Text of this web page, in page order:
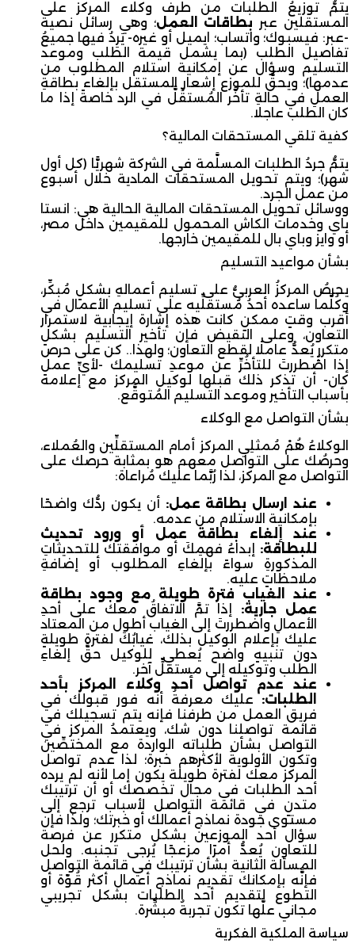
يتمُّ توزيعُ الطلبات من طرف وكلاء المركز على
المستقلين عبر بطاقات العمل؛ وهي رسائل نصية
-عبر: فيسبوك؛ واتساب؛ ايميل أو غيره- يَرِدُ فيها جميعُ
تفاصيل الطلب (بما يشمل قيمة الطلب وموعد
التسليم وسؤال عن إمكانية استلام المطلوب من
عدمها)؛ ويحقُّ للموزع إشعار المستقل بإلغاء بطاقةِ
العملِ في حالةِ تأخَّر المُستقِّلًّ في الرد خاصةً إذا ما
كان الطلب عاجلا.
كفية تلقي المستحقات المالية؟
يتمُّ جردُ الطلبات المسلَّمة في الشركة شهريًّا (كل أول
شهر)؛ ويتم تحويل المستحقات المادية خلال أسبوع
من عمل الجرد.
ووسائل تحويل المستحقات المالية الحالية هي: انستا
باي وخدمات الكاش المحمول للمقيمين داخل مصر،
أو وايز وباي بال للمقيمين خارجها.
بشأن مواعيد التسليم
يحرصُ المركزُ العربيُّ على تسليم أعمالهِ بشكلٍ مُبكِّر،
وكُلَّما ساعده أحدُ مُستقلِّيه على تسليم الأعمال في
أقرب وقتٍ ممكنٍ كانت هذه إشارة إيجابية لاستمرار
التعاون، وعلى النقيض فإن تأخير التسليم بشكلٍ
متكررٍ يُعدُّ عاملًا لقطع التعاون؛ ولهذا.. كن على حرص
إذا اضُطررتَ للتأخُرِّ عن موعدِ تسليمك -لأيِّ عملٍ
كان- أن تذكر ذلك قبلها لوكيل المركز مع إعلامه
بأسباب التأخير وموعد التسليم المُتوقَّع.
بشأن التواصل مع الوكلاء
الوكلاءُ هُمْ مُمثلِي المركز أمام المستقلِّين والعُملاء،
وحرصُك على التواصل معهم هو بمثابة حرصك على
التواصل مع المركز، لذا رُبَّما عليك مُراعاة:
عند ارسال بطاقة عمل: أن يكون ردُّك واضحًا
بإمكانية الاستلام من عدمه.
عند إلغاء بطاقة عمل أو ورود تحديث
للبطاقة: إبداءُ فهمِكَ أو موافقتك للتحديثاتِ
المذكورةِ سواءً بإلغاءِ المطلوب أو إضافةِ
ملاحظاتٍ عليه.
عند الغياب فترة طويلة مع وجود بطاقة
عمل جارية: إذا تمَّ الاتفاقُ معك على أحدِ
الأعمالِ واضطررتَ إلى الغياب أطول من المعتاد
عليك بإعلام الوكيل بذلك، غيابُكَ لفترةٍ طويلةٍ
دون تنبيهٍ واضح يُعطي للوكيل حقَّ إلغاءِ
الطلب وتوكيله إلى مستقلٍّ آخر.
عند عدم تواصل أحد وكلاء المركز بأحد
الطلبات:عليك معرفةُ أنه فور قبولك في
فريق العمل من طرفنا فإنه يتم تسجيلك في
قائمة تواصلنا دون شك، ويعتمدُ المركز في
التواصل بشأن طلباته الواردة مع المختصِّين
وتكون الأولويةُ لأكثرهم خبرة؛ لذا عدم تواصل
المركز معك لفترة طويلة يكون إما لأنه لم يرده
أحد الطلبات في مجال تخصصك أو أن ترتيبك
متدنٍ في قائمة التواصل لأسباب ترجع إلى
مستوى جودة نماذج أعمالك أو خبرتك؛ ولذا فإن
سؤال أحد الموزعين بشكل متكرر عن فرصة
للتعاون يُعدُّ أمرًا مزعجًا يُرجى تجنبه. ولحل
المسألة الثانية بشأن ترتيبك في قائمة التواصل
فإنَّه بإمكانك تقديم نماذج أعمال أكثر قُوّة أو
التطوع لتقديم أحد الطلبات بشكل تجريبي
مجاني علَّها تكون تجربةٌ مبشِّرة.
سياسة الملكية الفكرية